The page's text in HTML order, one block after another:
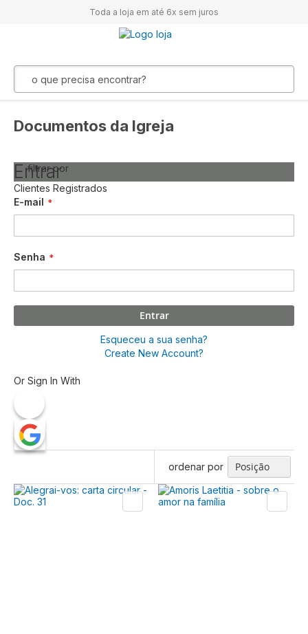
Toda a loja em até 6x sem juros
Documentos da Igreja
Entrar
Clientes Registrados
E-mail
Senha
Entrar
Esqueceu a sua senha?
Create New Account?
Or Sign In With
ordenar por
filtrar por